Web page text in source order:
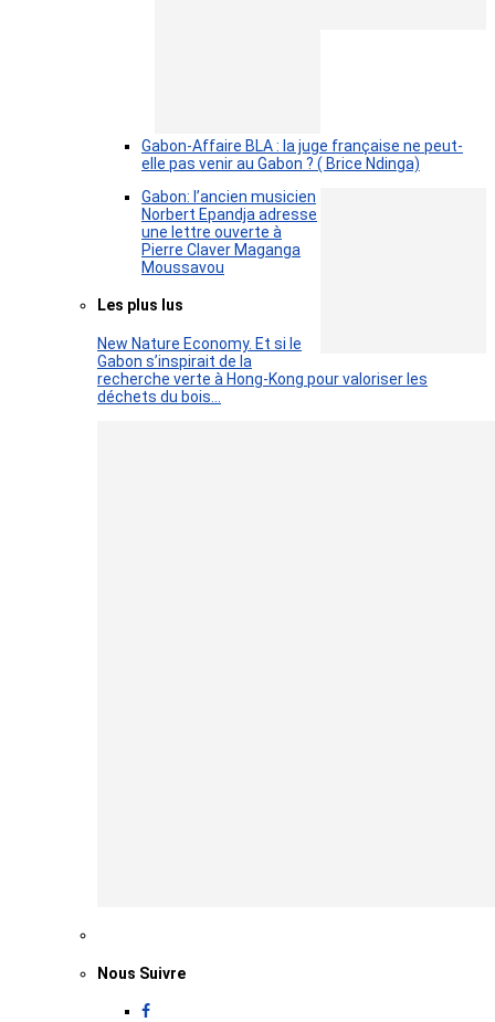
Gabon-Affaire BLA : la juge française ne peut-
elle pas venir au Gabon ? ( Brice Ndinga)
Gabon: l’ancien musicien
Norbert Epandja adresse
une lettre ouverte à
Pierre Claver Maganga
Moussavou
Les plus lus
New Nature Economy. Et si le
Gabon s’inspirait de la
recherche verte à Hong-Kong pour valoriser les
déchets du bois…
Nous Suivre